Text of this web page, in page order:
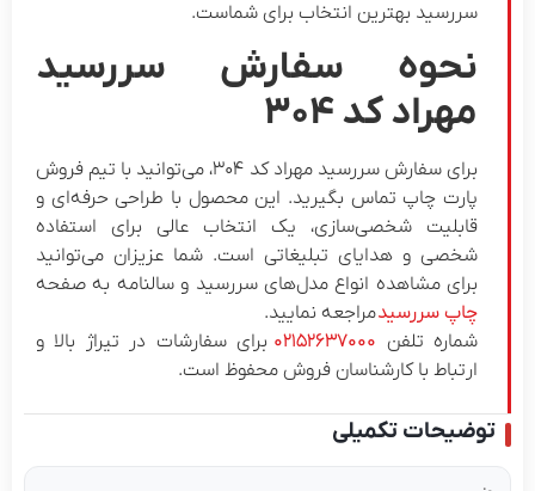
سررسید بهترین انتخاب برای شماست.
نحوه سفارش سررسید
مهراد کد ۳۰۴
برای سفارش سررسید مهراد کد ۳۰۴، می‌توانید با تیم فروش
پارت چاپ تماس بگیرید. این محصول با طراحی حرفه‌ای و
قابلیت شخصی‌سازی، یک انتخاب عالی برای استفاده
شخصی و هدایای تبلیغاتی است.شما عزیزان می‌توانید
برای مشاهده انواع مدل‌های سررسید و سالنامه به صفحه
چاپ سررسیدمراجعه نمایید.
شماره تلفن۰۲۱۵۲۶۳۷۰۰۰ برای سفارشات در تیراژ بالا و
ارتباط با کارشناسان فروش محفوظ است.
توضیحات تکمیلی